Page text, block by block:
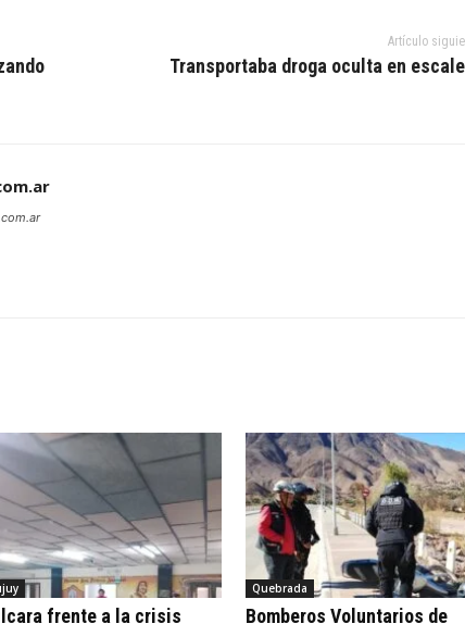
Artículo
Transportaba droga oculta en
frente a la crisis
Quebrada
Bomberos Voluntarios de